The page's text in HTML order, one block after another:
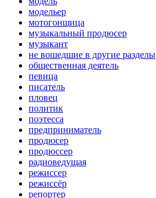
модельер
мотогонщица
музыкальный продюсер
музыкант
не вошедшие в другие разделы
общественная деятель
певица
писатель
пловец
политик
поэтесса
предприниматель
продюсер
продюссер
радиоведущая
режиссер
режиссёр
репортер